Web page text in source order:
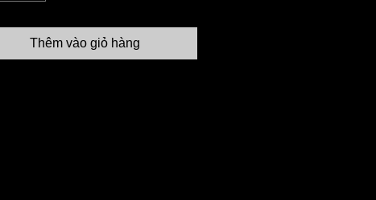
Thêm vào giỏ hàng